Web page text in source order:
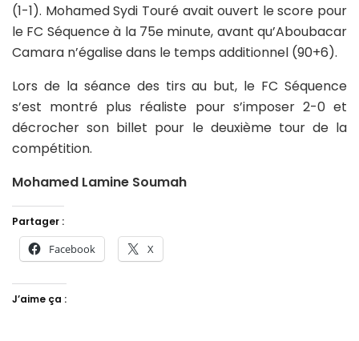
(1-1). Mohamed Sydi Touré avait ouvert le score pour
le FC Séquence à la 75e minute, avant qu’Aboubacar
Camara n’égalise dans le temps additionnel (90+6).
Lors de la séance des tirs au but, le FC Séquence
s’est montré plus réaliste pour s’imposer 2-0 et
décrocher son billet pour le deuxième tour de la
compétition.
Mohamed Lamine Soumah
Partager :
Facebook X
J’aime ça :